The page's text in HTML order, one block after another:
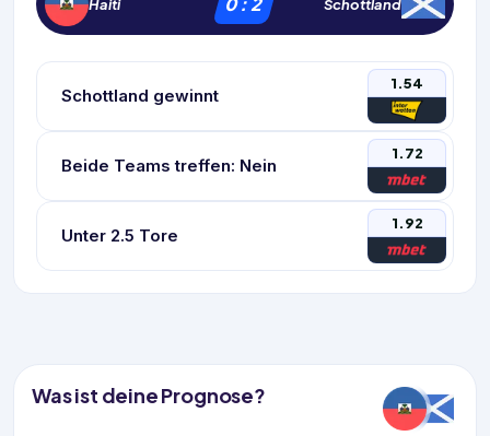
Haiti Schottland
Schottland gewinnt
1.54
Beide Teams treffen: Nein
1.72
Unter 2.5 Tore
1.92
Was ist deine Prognose?